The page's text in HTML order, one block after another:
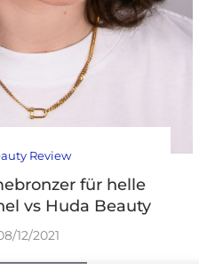
Review
für helle
vs Huda Beauty
12/2021